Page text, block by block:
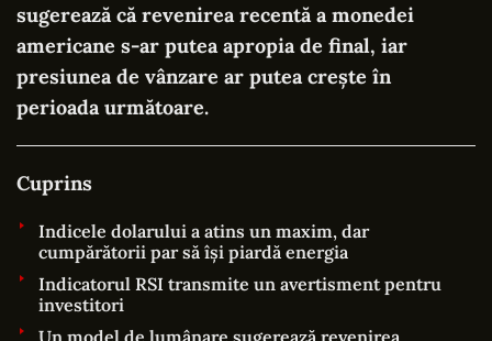
sugerează că revenirea recentă a monedei
americane s-ar putea apropia de final, iar
presiunea de vânzare ar putea crește în
perioada următoare.
Cuprins
Indicele dolarului a atins un maxim, dar
cumpărătorii par să își piardă energia
Indicatorul RSI transmite un avertisment pentru
investitori
Un model de lumânare sugerează revenirea